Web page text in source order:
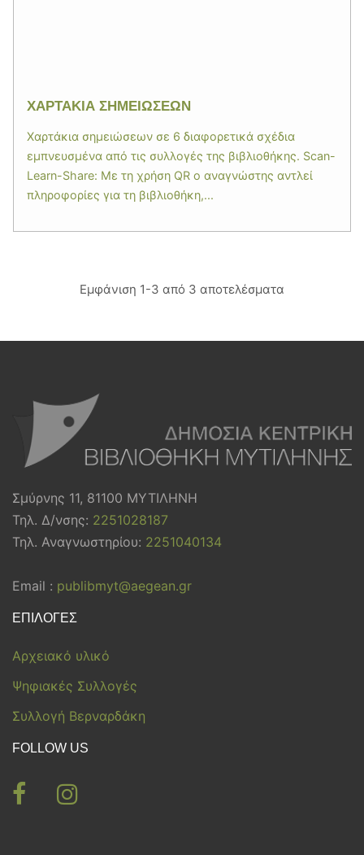
ΧΑΡΤΑΚΙΑ ΣΗΜΕΙΩΣΕΩΝ
Χαρτάκια σημειώσεων σε 6 διαφορετικά σχέδια
εμπνευσμένα από τις συλλογές της βιβλιοθήκης. Scan-
Learn-Share: Με τη χρήση QR ο αναγνώστης αντλεί
πληροφορίες για τη βιβλιοθήκη,...
Εμφάνιση 1-3 από 3 αποτελέσματα
Σμύρνης 11, 81100 ΜΥΤΙΛΗΝΗ
Τηλ. Δ/νσης: 2251028187
Τηλ. Αναγνωστηρίου: 2251040134
Email : publibmyt@aegean.gr
ΕΠΙΛΟΓΕΣ
Αρχειακό υλικό
Ψηφιακές Συλλογές
Συλλογή Βερναρδάκη
FOLLOW US